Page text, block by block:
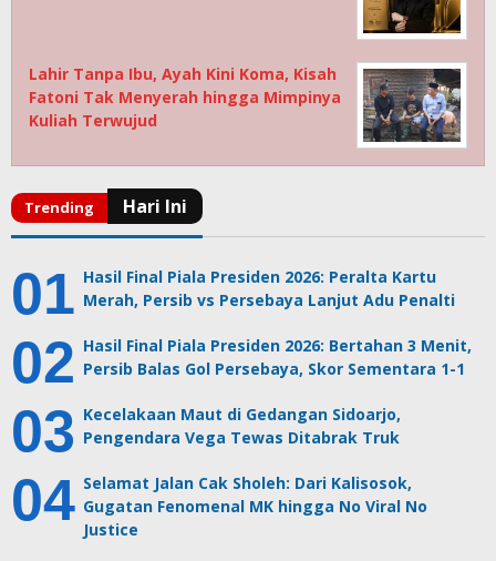
Lahir Tanpa Ibu, Ayah Kini Koma, Kisah
Fatoni Tak Menyerah hingga Mimpinya
Kuliah Terwujud
Hasil Final Piala Presiden 2026: Peralta Kartu
Merah, Persib vs Persebaya Lanjut Adu Penalti
Hasil Final Piala Presiden 2026: Bertahan 3 Menit,
Persib Balas Gol Persebaya, Skor Sementara 1-1
Kecelakaan Maut di Gedangan Sidoarjo,
Pengendara Vega Tewas Ditabrak Truk
Selamat Jalan Cak Sholeh: Dari Kalisosok,
Gugatan Fenomenal MK hingga No Viral No
Justice